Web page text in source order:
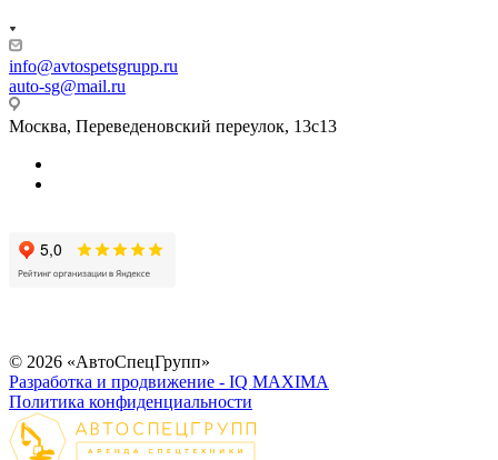
info@avtospetsgrupp.ru
auto-sg@mail.ru
Москва, Переведеновский переулок, 13с13
© 2026 «АвтоСпецГрупп»
Разработка и продвижение - IQ MAXIMA
Политика конфиденциальности